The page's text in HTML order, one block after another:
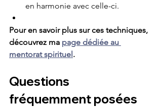
en harmonie avec celle-ci.
Pour en savoir plus sur ces techniques,
découvrez ma page dédiée au
mentorat spirituel.
Questions
fréquemment posées